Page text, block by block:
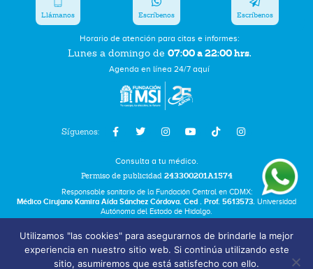
Síguenos:
Horario de atención para citas e informes:
Lunes a domingo de 07:00 a 22:00 hrs.
Agenda en línea 24/7 aquí
Llámanos Escríbenos Escríbenos
Consulta a tu médico.
Permiso de publicidad 243300201A1574
Responsable sanitario de la Fundación Central en CDMX:
Médico Cirujano Kamira Aída Sánchez Córdova. Ced . Prof. 5613573. Universidad
Autónoma del Estado de Hidalgo.
Términos y Condiciones
Bolsa de Trabajo
Utilizamos "las cookies" para asegurarnos de brindarle la mejor
experiencia en nuestro sitio web. Si continúa utilizando este
sitio, asumiremos que está satisfecho con ello.